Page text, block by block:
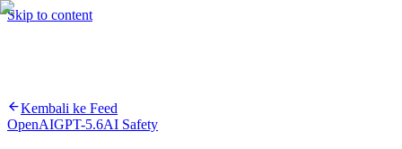
Skip to content
Cari⌘K Hire me
Kembali ke Feed
OpenAIGPT-5.6AI Safety